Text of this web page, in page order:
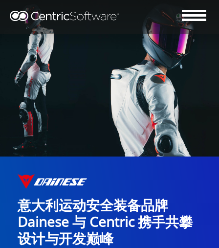
意大利运动安全装备品牌
Dainese 与 Centric 携手共攀
设计与开发巅峰